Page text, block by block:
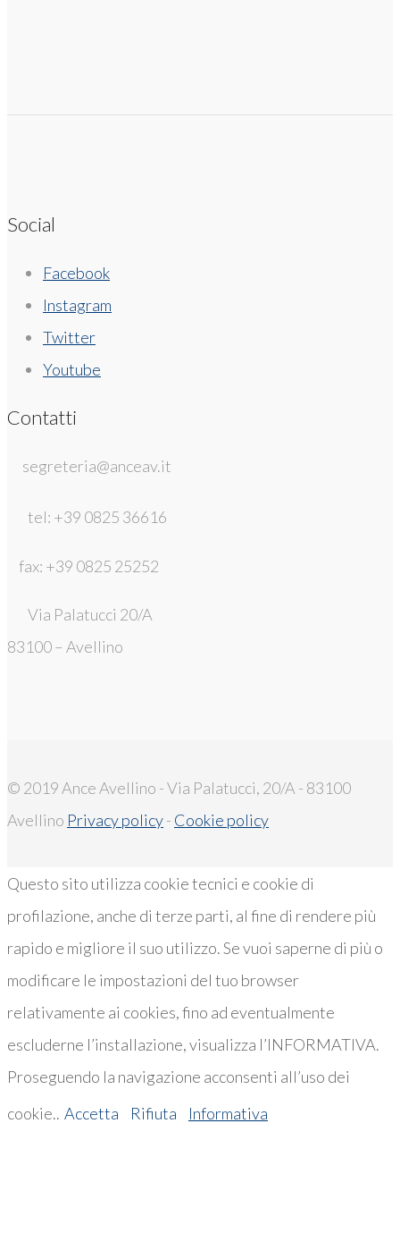
Social
Facebook
Instagram
Twitter
Youtube
Contatti
segreteria@anceav.it
tel: +39 0825 36616
fax: +39 0825 25252
Via Palatucci 20/A
83100 – Avellino
© 2019 Ance Avellino - Via Palatucci, 20/A - 83100
Avellino Privacy policy- Cookie policy
Questo sito utilizza cookie tecnici e cookie di
profilazione, anche di terze parti, al fine di rendere più
rapido e migliore il suo utilizzo. Se vuoi saperne di più o
modificare le impostazioni del tuo browser
relativamente ai cookies, fino ad eventualmente
escluderne l’installazione, visualizza l’INFORMATIVA.
Proseguendo la navigazione acconsenti all’uso dei
cookie.. Accetta Rifiuta Informativa